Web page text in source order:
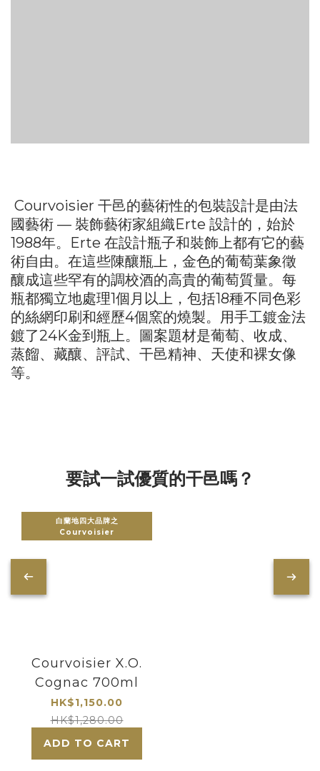
Courvoisier 干邑的藝術性的包裝設計是由法
國藝術 — 裝飾藝術家組織Erte 設計的，始於
1988年。Erte 在設計瓶子和裝飾上都有它的藝
術自由。在這些陳釀瓶上，金色的葡萄葉象徵
釀成這些罕有的調校酒的高貴的葡萄質量。每
瓶都獨立地處理1個月以上，包括18種不同色彩
的絲網印刷和經歷4個窯的燒製。用手工鍍金法
鍍了24K金到瓶上。圖案題材是葡萄、收成、
蒸餾、藏釀、評試、干邑精神、天使和裸女像
等。
要試一試優質的干邑嗎？
白蘭地四大品牌之
Courvoisier
Courvoisier X.O.
Cognac 700ml
HK$1,150.00
HK$1,280.00
ADD TO CART